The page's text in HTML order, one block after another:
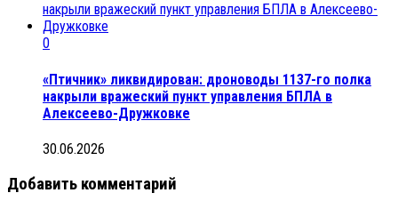
0
«Птичник» ликвидирован: дроноводы 1137-го полка
накрыли вражеский пункт управления БПЛА в
Алексеево-Дружковке
30.06.2026
Добавить комментарий